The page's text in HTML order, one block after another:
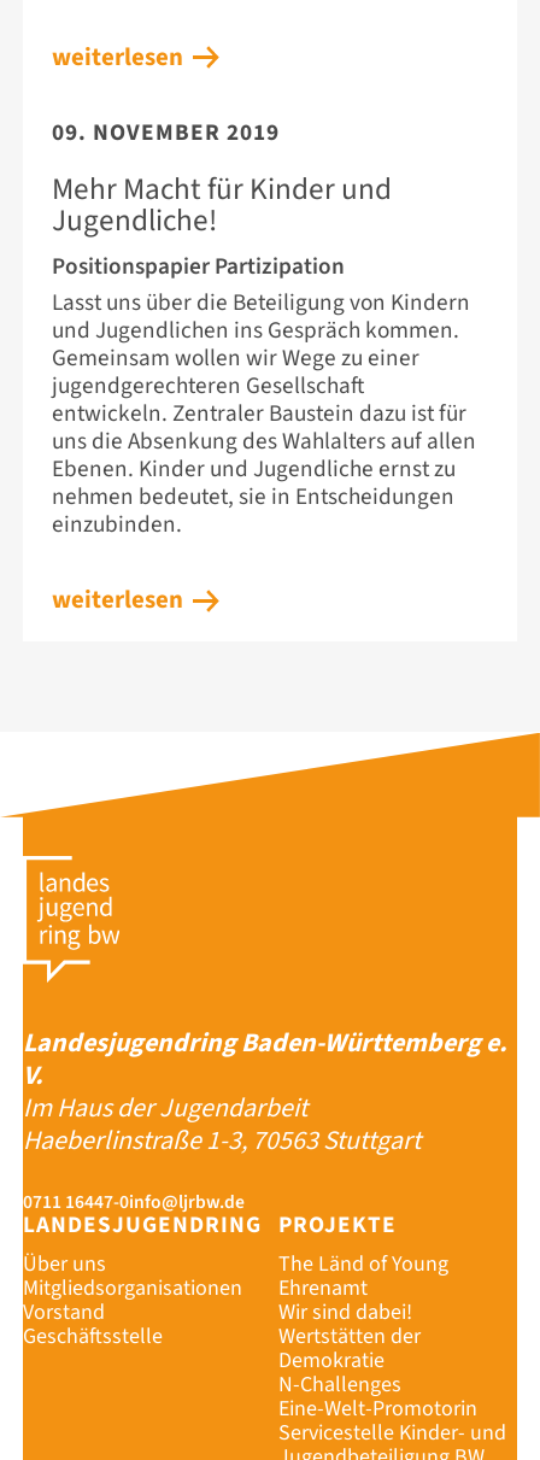
weiterlesen
09. NOVEMBER 2019
Mehr Macht für Kinder und
Jugendliche!
Positionspapier Partizipation
Lasst uns über die Beteiligung von Kindern
und Jugendlichen ins Gespräch kommen.
Gemeinsam wollen wir Wege zu einer
jugendgerechteren Gesellschaft
entwickeln. Zentraler Baustein dazu ist für
uns die Absenkung des Wahlalters auf allen
Ebenen. Kinder und Jugendliche ernst zu
nehmen bedeutet, sie in Entscheidungen
einzubinden.
weiterlesen
Landesjugendring Baden-Württemberg e.
V.
Im Haus der Jugendarbeit
Haeberlinstraße 1-3, 70563 Stuttgart
0711 16447-0info@ljrbw.de
LANDESJUGENDRING
Über uns
Mitgliedsorganisationen
Vorstand
Geschäftsstelle
PROJEKTE
The Länd of Young
Ehrenamt
Wir sind dabei!
Wertstätten der
Demokratie
N-Challenges
Eine-Welt-Promotorin
Servicestelle Kinder- und
SHOP
MENÜ